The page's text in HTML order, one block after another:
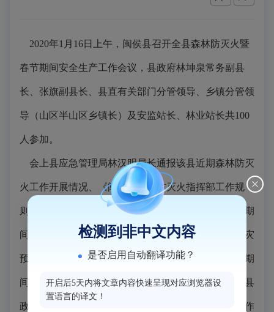
2020年1月16日上午，闽侯县召开全县森林防灭火暨
春节期间安全生产工作会议，县政府林坤泉常务副县
长、张旗副县长、县直有关部门分管领导、乡镇分管领
导（山区半山区乡镇长）及安监站长、林业站长共100
人参加。
会上县应急管理局林汉明局长通报该县近期森林防灭
火工作开展情况、《闽侯县森林防灭火指挥部工作规
则》起草情况，部署下一阶段全县森林防灭火、春节期
间安全生产工作；县林业局局长部署春节期间森林火灾
预防工作；县消防救援大队、县交警大队分别就春节期
间消防安全防范、道路安全重点整治工作进行部署；县
政府分管林业张旗副县长就春节期间森林防灭火工作作
检测到非中文内容
是否启用自动翻译功能？
开启后5天内将文章内容快速呈现对应浏览器设
置语言的译文！